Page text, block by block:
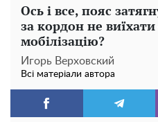
Ось і все, пояс
за кордон не
мобілізацію?
Игорь Верховский
Всі матеріали автора